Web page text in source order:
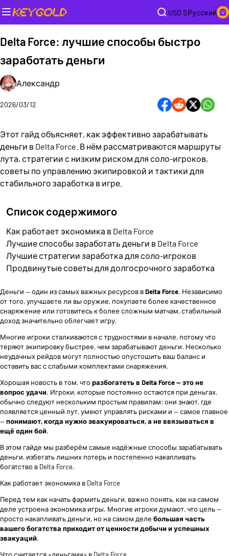
USD $Русский
Delta Force: лучшие способы быстро
заработать деньги
Александр
2026/03/12
Этот гайд объясняет, как эффективно зарабатывать
деньги в Delta Force. В нём рассматриваются маршруты
лута, стратегии с низким риском для соло-игроков,
советы по управлению экипировкой и тактики для
стабильного заработка в игре.
Список содержимого
Как работает экономика в Delta Force
Лучшие способы заработать деньги в Delta Force
Лучшие стратегии заработка для соло-игроков
Продвинутые советы для долгосрочного заработка
Деньги — один из самых важных ресурсов вDelta Force. Независимо
от того, улучшаете ли вы оружие, покупаете более качественное
снаряжение или готовитесь к более сложным матчам, стабильный
доход значительно облегчает игру.
Многие игроки сталкиваются с трудностями в начале, потому что
теряют экипировку быстрее, чем зарабатывают деньги. Несколько
неудачных рейдов могут полностью опустошить ваш баланс и
оставить вас с слабыми комплектами снаряжения.
Хорошая новость в том, что разбогатеть в Delta Force — это не
вопрос удачи. Игроки, которые постоянно остаются при деньгах,
обычно следуют нескольким простым правилам: они знают, где
появляется ценный лут, умеют управлять рисками и — самое главное
—понимают, когда нужно эвакуироваться, а не ввязываться в
ещё один бой.
В этом гайде мы разберём самые надёжные способы зарабатывать
деньги, избегать лишних потерь и постепенно накапливать
богатство в Delta Force.
Как работает экономика в Delta Force
Перед тем как начать фармить деньги, важно понять, как на самом
деле устроена экономика игры. Многие игроки думают, что цель —
просто накапливать деньги, но на самом деле большая часть
вашего богатства приходит от ценности добычи и успешных
эвакуаций.
Что считается «деньгами» в Delta Force